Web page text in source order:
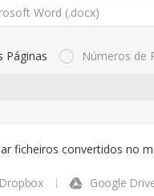
Word (.docx)
Páginas Números de
ficheiros convertidos no
Dropbox Google